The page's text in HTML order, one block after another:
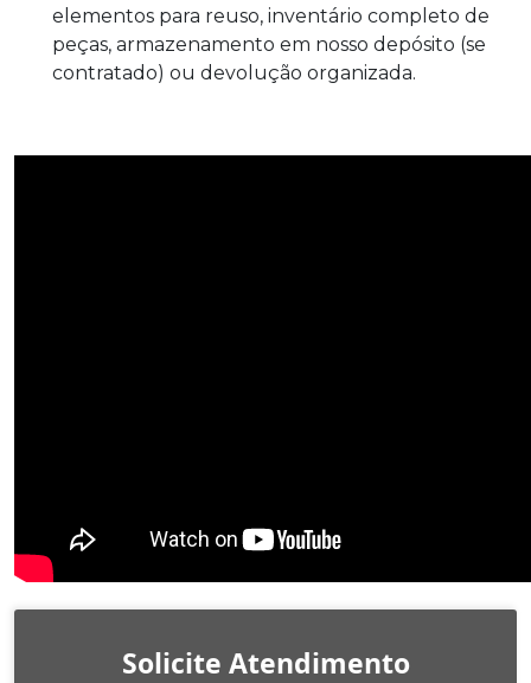
elementos para reuso, inventário completo de
peças, armazenamento em nosso depósito (se
contratado) ou devolução organizada.
Solicite Atendimento